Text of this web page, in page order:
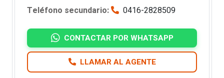
Teléfono secundario:
0416-2828509
CONTACTAR POR WHATSAPP
LLAMAR AL AGENTE